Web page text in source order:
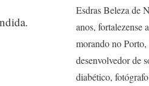
Esdras Beleza de
anos, fortalezense
morando no
desenvolvedor de
diabético,